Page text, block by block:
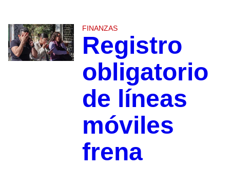
FINANZAS
Registro
obligatorio
de líneas
móviles
frena